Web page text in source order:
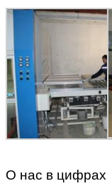
О нас в цифрах